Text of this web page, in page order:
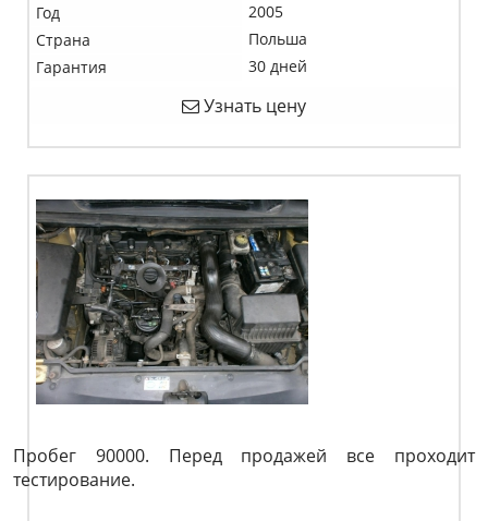
Год
2005
Страна
Польша
Гарантия
30 дней
Узнать цену
Пробег 90000. Перед продажей все проходит
тестирование.